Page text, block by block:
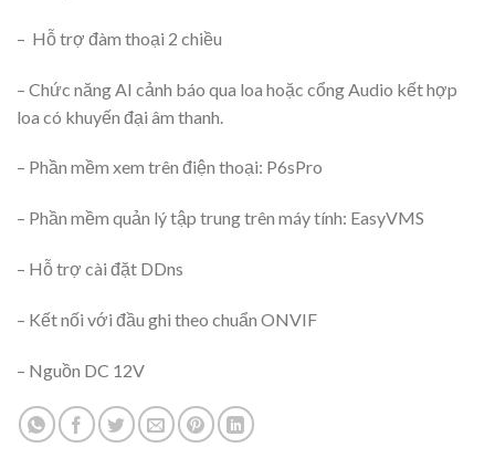
– Hỗ trợ đàm thoại 2 chiều
– Chức năng AI cảnh báo qua loa hoặc cổng Audio kết hợp
loa có khuyến đại âm thanh.
– Phần mềm xem trên điện thoại: P6sPro
– Phần mềm quản lý tập trung trên máy tính: EasyVMS
– Hỗ trợ cài đặt DDns
– Kết nối với đầu ghi theo chuẩn ONVIF
– Nguồn DC 12V